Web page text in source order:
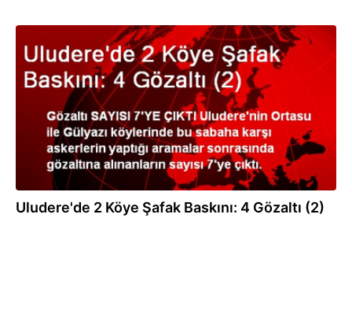
19.01.2014
Uludere'de 2 Köye Şafak Baskını: 4 Gözaltı (2)